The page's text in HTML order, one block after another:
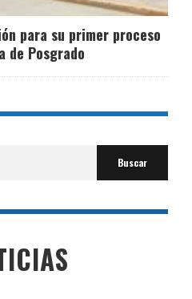
para su primer proceso
de Posgrado